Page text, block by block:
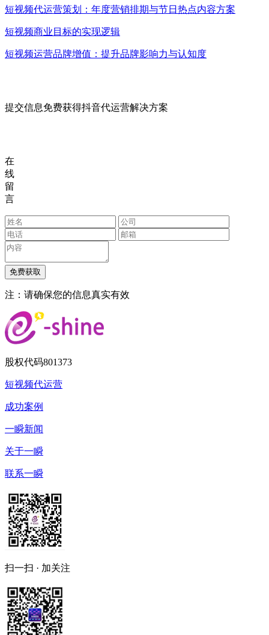
短视频代运营策划：年度营销排期与节日热点内容方案
短视频商业目标的实现逻辑
短视频运营品牌增值：提升品牌影响力与认知度
提交信息免费获得抖音代运营解决方案
在
线
留
言
注：请确保您的信息真实有效
股权代码801373
短视频代运营
成功案例
一瞬新闻
关于一瞬
联系一瞬
扫一扫 · 加关注